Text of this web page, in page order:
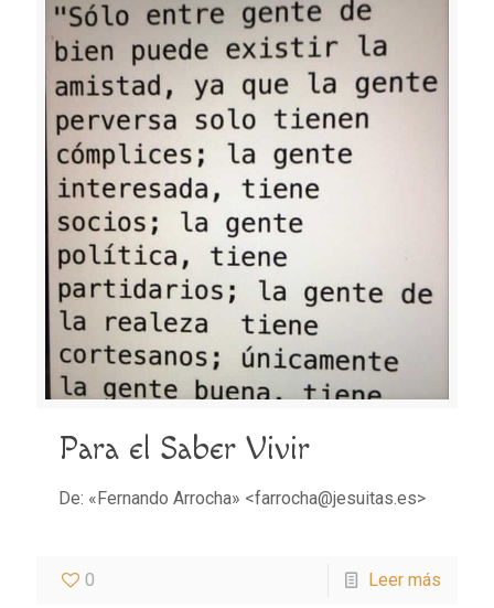
Para el Saber Vivir
De: «Fernando Arrocha» <farrocha@jesuitas.es>
0 Leer más